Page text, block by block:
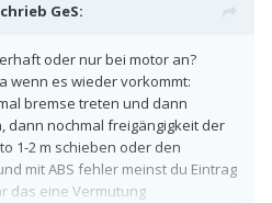
GeS:
oder nur bei motor an?
wenn es wieder vorkommt:
bremse treten und dann
dann nochmal freigängigkeit der
1-2 m schieben oder den
mit ABS fehler meinst du Eintrag
das eine Vermutung